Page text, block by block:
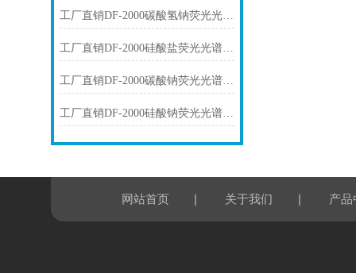
工厂直销DF-2000碳酸氢钠荧光光谱仪技术参数
工厂直销DF-2000硅酸盐荧光光谱仪技术参数
工厂直销DF-2000碳酸钠荧光光谱仪技术参数
工厂直销DF-2000硅酸钠荧光光谱仪技术参数
网站首页 | 关于我们 | 产品